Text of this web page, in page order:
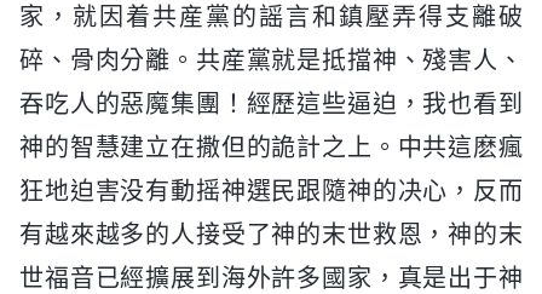
家，就因着共産黨的謡言和鎮壓弄得支離破
碎、骨肉分離。共産黨就是抵擋神、殘害人、
吞吃人的惡魔集團！經歷這些逼迫，我也看到
神的智慧建立在撒但的詭計之上。中共這麽瘋
狂地迫害没有動摇神選民跟隨神的决心，反而
有越來越多的人接受了神的末世救恩，神的末
世福音已經擴展到海外許多國家，真是出于神